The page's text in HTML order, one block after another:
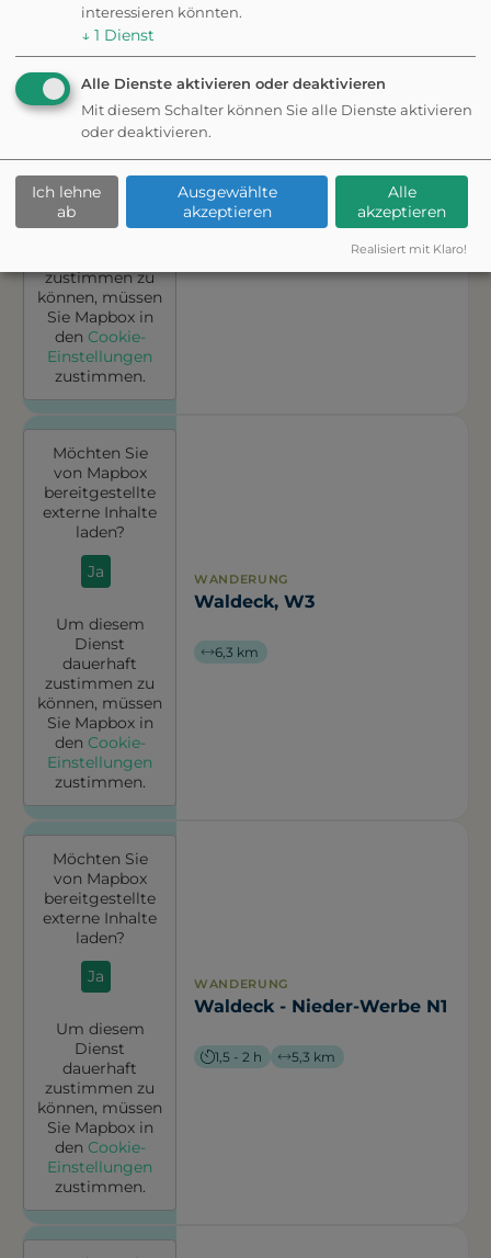
von
bereitgestellte
externe Inhalte
laden?
Ja
Um diesem
zustimmen zu
können, müssen
Sie Mapboxin
den Cookie-
Einstellungen
zustimmen.
WANDERUNG
Hagenstein-Route
Möchten Sie
von Mapbox
bereitgestellte
externe Inhalte
laden?
Ja
Um diesem
Dienst
dauerhaft
zustimmen zu
können, müssen
Sie Mapboxin
den Cookie-
Einstellungen
zustimmen.
WANDERUNG
Waldeck, W3
6,3 km
Möchten Sie
von Mapbox
bereitgestellte
externe Inhalte
laden?
Ja
Um diesem
Dienst
dauerhaft
zustimmen zu
können, müssen
Sie Mapboxin
den Cookie-
Einstellungen
zustimmen.
WANDERUNG
Waldeck - Nieder-Werbe N1
1,5 - 2 h 5,3 km
interessieren könnten.
↓ 1 Dienst
Alle Dienste aktivieren oder deaktivieren
Mit diesem Schalter können Sie alle Dienste aktivieren
oder deaktivieren.
Ich lehne
ab
Ausgewählte
akzeptieren
Alle
akzeptieren
Realisiert mit Klaro!